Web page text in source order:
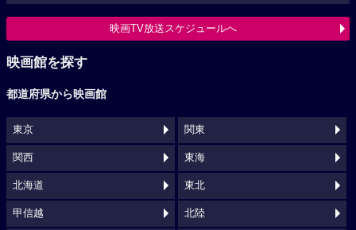
映画TV放送スケジュールへ
映画館を探す
都道府県から映画館
東京 関東
関西 東海
北海道 東北
甲信越 北陸